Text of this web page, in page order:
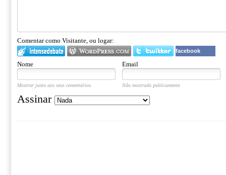
Comentar como Visitante, ou logar:
facebook
Nome Email
Mostrar junto aos seus comentários. Não mostrado publicamente.
Assinar